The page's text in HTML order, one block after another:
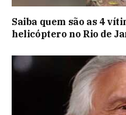
Saiba quem são as 4
helicóptero no Rio de